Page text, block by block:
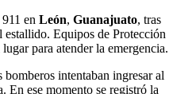
en León, Guanajuato, tras
Equipos de Protección
para atender la emergencia.
intentaban ingresar al
En ese momento se registró la